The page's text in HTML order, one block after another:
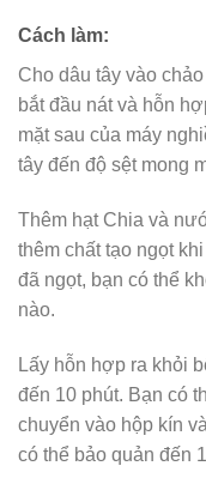
Cách làm:
Cho dâu tây vào
bắt đầu nát và hỗn
mặt sau của máy
tây đến độ sệt mong
Thêm hạt Chia và
thêm chất tạo ngọt
đã ngọt, bạn có thể
nào.
Lấy hỗn hợp ra khỏi
đến 10 phút. Bạn có
chuyển vào hộp kín
có thể bảo quản đến